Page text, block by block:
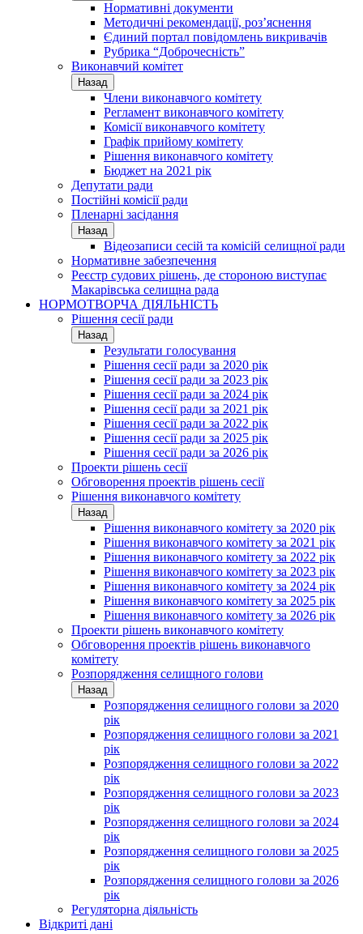
Нормативні документи
Методичні рекомендації, роз’яснення
Єдиний портал повідомлень викривачів
Рубрика “Доброчесність”
Виконавчий комітет
Назад
Члени виконавчого комітету
Регламент виконавчого комітету
Комісії виконавчого комітету
Графік прийому комітету
Рішення виконавчого комітету
Бюджет на 2021 рік
Депутати ради
Постійні комісії ради
Пленарні засідання
Назад
Відеозаписи сесій та комісій селищної ради
Нормативне забезпечення
Реєстр судових рішень, де стороною виступає
Макарівська селищна рада
НОРМОТВОРЧА ДІЯЛЬНІСТЬ
Рішення сесії ради
Назад
Результати голосування
Рішення сесії ради за 2020 рік
Рішення сесії ради за 2023 рік
Рішення сесії ради за 2024 рік
Рішення сесії ради за 2021 рік
Рішення сесії ради за 2022 рік
Рішення сесії ради за 2025 рік
Рішення сесії ради за 2026 рік
Проекти рішень сесії
Обговорення проектів рішень сесії
Рішення виконавчого комітету
Назад
Рішення виконавчого комітету за 2020 рік
Рішення виконавчого комітету за 2021 рік
Рішення виконавчого комітету за 2022 рік
Рішення виконавчого комітету за 2023 рік
Рішення виконавчого комітету за 2024 рік
Рішення виконавчого комітету за 2025 рік
Рішення виконавчого комітету за 2026 рік
Проекти рішень виконавчого комітету
Обговорення проектів рішень виконавчого
комітету
Розпорядження селищного голови
Назад
Розпорядження селищного голови за 2020
рік
Розпорядження селищного голови за 2021
рік
Розпорядження селищного голови за 2022
рік
Розпорядження селищного голови за 2023
рік
Розпорядження селищного голови за 2024
рік
Розпорядження селищного голови за 2025
рік
Розпорядження селищного голови за 2026
рік
Регуляторна діяльність
Відкриті дані